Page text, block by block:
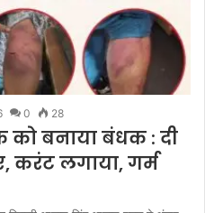
0 28
बनाया बंधक : दी
करंट लगाया, गर्म